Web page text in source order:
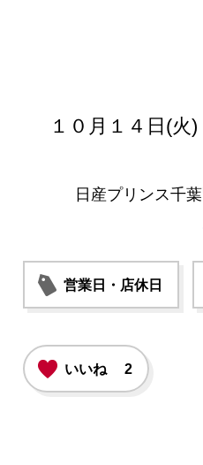
１０月１４日(
日産プリンス千
営業日・店休日
いいね 2